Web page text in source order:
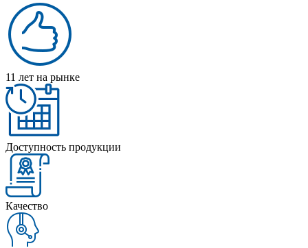
11 лет на рынке
Доступность продукции
Качество